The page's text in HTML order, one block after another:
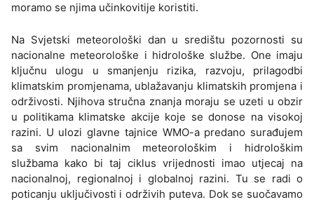
moramo se njima učinkovitije koristiti.
Na Svjetski meteorološki dan u središtu pozornosti su
nacionalne meteorološke i hidrološke službe. One imaju
ključnu ulogu u smanjenju rizika, razvoju, prilagodbi
klimatskim promjenama, ublažavanju klimatskih promjena i
održivosti. Njihova stručna znanja moraju se uzeti u obzir
u politikama klimatske akcije koje se donose na visokoj
razini. U ulozi glavne tajnice WMO-a predano surađujem
sa svim nacionalnim meteorološkim i hidrološkim
službama kako bi taj ciklus vrijednosti imao utjecaj na
nacionalnoj, regionalnoj i globalnoj razini. Tu se radi o
poticanju uključivosti i održivih puteva. Dok se suočavamo